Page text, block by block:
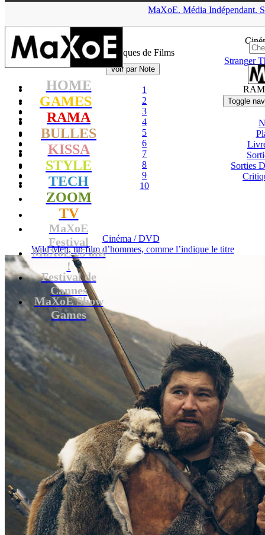
MaXoE. Média Indépendant.
HOME
GAMES
RAMA
BULLES
KISSA
STYLE
TECH
ZOOM
TV
MaXoE
Festival
MaXoE 25 ans
!
Festival de
Cannes
MaXoE Show
Games
Ciné
Stranger
Toggle
Sorties
Nos critiques de Films
Voir par Note
1
2
3
4
5
6
7
8
9
10
Cinéma / DVD
Wild Men, un film d’hommes, comme l’indique le titre